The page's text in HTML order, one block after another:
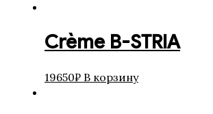
Crème B-STRIA
19650₽ В корзину